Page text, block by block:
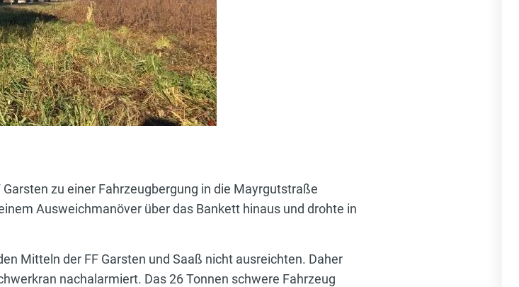
zu einer Fahrzeugbergung in die Mayrgutstraße
Ausweichmanöver über das Bankett hinaus und drohte in
Mitteln der FF Garsten und Saaß nicht ausreichten. Daher
nachalarmiert. Das 26 Tonnen schwere Fahrzeug